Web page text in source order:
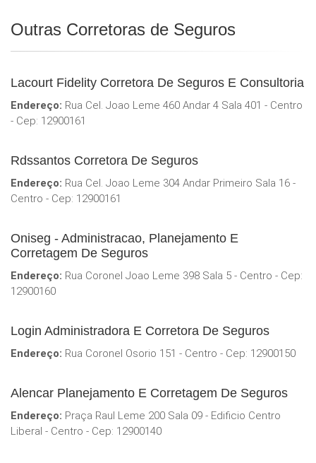
Outras Corretoras de Seguros
Lacourt Fidelity Corretora De Seguros E Consultoria
Endereço: Rua Cel. Joao Leme 460 Andar 4 Sala 401 - Centro
- Cep: 12900161
Rdssantos Corretora De Seguros
Endereço: Rua Cel. Joao Leme 304 Andar Primeiro Sala 16 -
Centro - Cep: 12900161
Oniseg - Administracao, Planejamento E
Corretagem De Seguros
Endereço: Rua Coronel Joao Leme 398 Sala 5 - Centro - Cep:
12900160
Login Administradora E Corretora De Seguros
Endereço: Rua Coronel Osorio 151 - Centro - Cep: 12900150
Alencar Planejamento E Corretagem De Seguros
Endereço: Praça Raul Leme 200 Sala 09 - Edificio Centro
Liberal - Centro - Cep: 12900140